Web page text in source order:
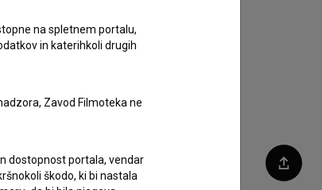
Deli
na spletnem portalu,
in katerihkoli drugih
Zavod Filmoteka ne
dostopnost portala, vendar
škodo, ki bi nastala